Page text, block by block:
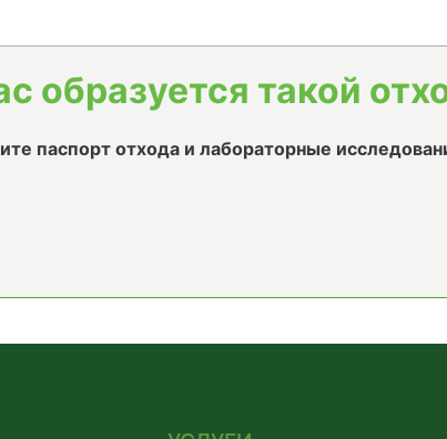
образуется такой
паспорт отхода и лабораторные